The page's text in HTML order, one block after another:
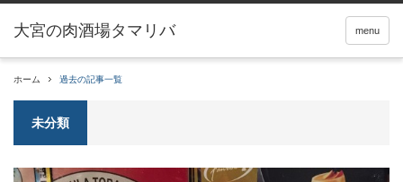
menu
ホーム 過去の記事一覧
未分類